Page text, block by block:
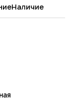
Наличие